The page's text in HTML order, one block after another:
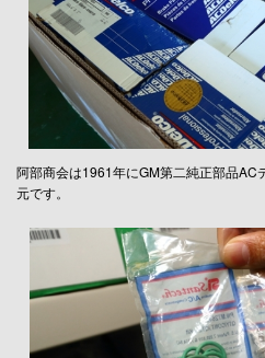
阿部商会は1961年にGM第二純正部品AC
元です。